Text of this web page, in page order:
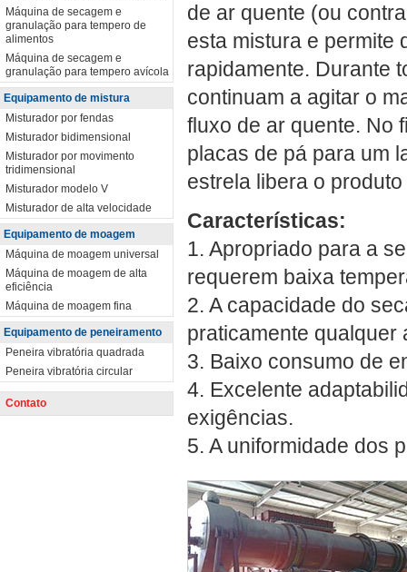
Máquina de secagem e
granulação para tempero de
alimentos
Máquina de secagem e
granulação para tempero avícola
Equipamento de mistura
Misturador por fendas
Misturador bidimensional
Misturador por movimento
tridimensional
Misturador modelo V
Misturador de alta velocidade
Equipamento de moagem
Máquina de moagem universal
Máquina de moagem de alta
eficiência
Máquina de moagem fina
Equipamento de peneiramento
Peneira vibratória quadrada
Peneira vibratória circular
Contato
de ar quente (ou
esta mistura e permite
rapidamente. Durante
continuam a agitar o
fluxo de ar quente. No
placas de pá para um
estrela libera o
Características:
1. Apropriado para a
requerem baixa
2. A capacidade do
praticamente qualquer
3. Baixo consumo de
4. Excelente
exigências.
5. A uniformidade dos